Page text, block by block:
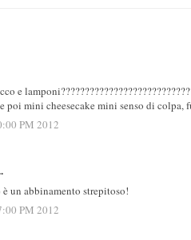
e
poi mini cheesecake mini senso di colpa,
PM 2012
un abbinamento strepitoso!
PM 2012